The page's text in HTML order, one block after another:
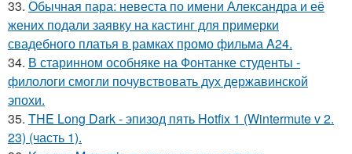
33. Обычная пара: невеста по имени Александра и её
жених подали заявку на кастинг для примерки
свадебного платья в рамках промо фильма A24.
34. В старинном особняке на Фонтанке студенты -
филологи смогли почувствовать дух державинской
эпохи.
35. THE Long Dark - эпизод пять Hotfix 1 (Wintermute v 2.
23) (часть 1).